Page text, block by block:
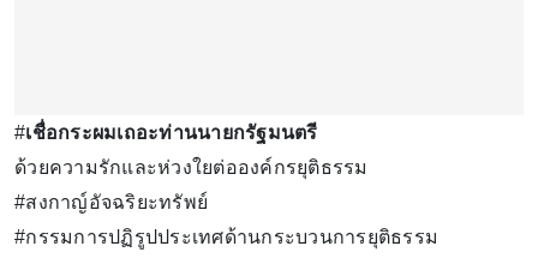
#เชื่อกระผมเถอะท่านนายกรัฐมนตรี
ด้วยความรักและห่วงใยต่อองค์กรยุติธรรม
#สงกาญ์อัจฉริยะทรัพย์
#กรรมการปฏิรูปประเทศด้านกระบวนการยุติธรรม